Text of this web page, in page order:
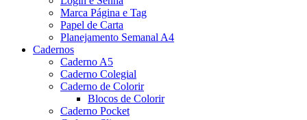
Marca Página e Tag
Papel de Carta
Planejamento Semanal A4
Cadernos
Caderno A5
Caderno Colegial
Caderno de Colorir
Blocos de Colorir
Caderno Pocket